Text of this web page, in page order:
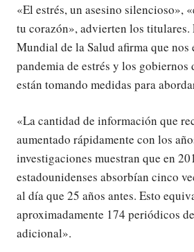
«El estrés, un asesino silencioso»,
tu corazón», advierten los
Mundial de la Salud afirma que nos
pandemia de estrés y los gobiernos
están tomando medidas para
«La cantidad de información que
aumentado rápidamente con los
investigaciones muestran que en
estadounidenses absorbían cinco
al día que 25 años antes. Esto
aproximadamente 174 periódicos
adicional».